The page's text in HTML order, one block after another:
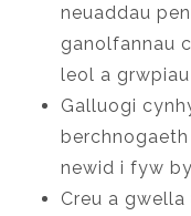
neuaddau
ganolfannau
leol a
Galluogi
newid i fyw
Creu a